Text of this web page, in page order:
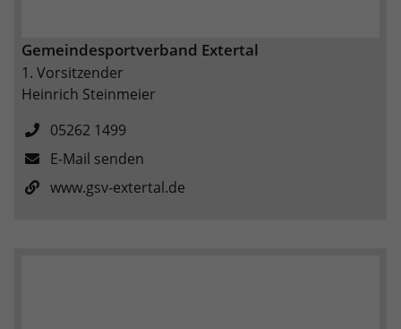
Gemeindesportverband Extertal
1. Vorsitzender
Heinrich Steinmeier
05262 1499
E-Mail senden
www.gsv-extertal.de